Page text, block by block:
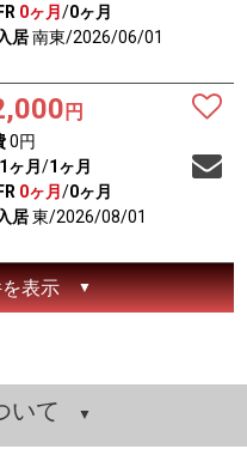
0ヶ月 /0ヶ月
居南東/2026/06/01
円
0円
1ヶ月 /1ヶ月
0ヶ月 /0ヶ月
居東/2026/08/01
表示
いて